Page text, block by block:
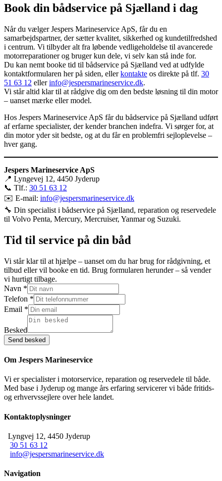
Book din bådservice på Sjælland i dag
Når du vælger Jespers Marineservice ApS, får du en
samarbejdspartner, der sætter kvalitet, sikkerhed og kundetilfredshed
i centrum. Vi tilbyder alt fra løbende vedligeholdelse til avancerede
motorreparationer og bruger kun dele, vi selv kan stå inde for.
Du kan nemt booke tid til bådservice på Sjælland ved at udfylde
kontaktformularen her på siden, ellerkontakte os direkte på tlf. 30
51 63 12 ellerinfo@jespersmarineservice.dk.
Vi står altid klar til at rådgive dig om den bedste løsning til din motor
– uanset mærke eller model.
Hos Jespers Marineservice ApS får du bådservice på Sjælland udført
af erfarne specialister, der kender branchen indefra. Vi sørger for, at
din motor yder sit bedste, og at du får en problemfri sejloplevelse –
hver gang.
Jespers Marineservice ApS
📍 Lyngevej 12, 4450 Jyderup
📞 Tlf.: 30 51 63 12
✉️ E-mail: info@jespersmarineservice.dk
🔧 Din specialist i bådservice på Sjælland, reparation og reservedele
til Volvo Penta, Mercury, Mercruiser, Yanmar og Suzuki.
Tid til service på din båd
Vi står klar til at hjælpe – uanset om du har brug for rådgivning, et
tilbud eller vil booke en tid. Brug formularen herunder – så vender
vi hurtigt tilbage.
Navn *
Telefon *
Email *
Navn
Telefon
Besked
Send besked
Om Jespers Marineservice
Vi er specialister i motorservice, reparation og reservedele til både.
Med base i Jyderup og mange års erfaring servicerer vi både fritids-
og erhvervssejlere over hele landet.
Kontaktoplysninger
Lyngvej 12, 4450 Jyderup
30 51 63 12
info@jespersmarineservice.dk
Navigation